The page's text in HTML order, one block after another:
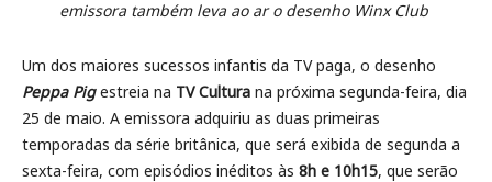
emissora também leva ao ar o desenho Winx Club
Um dos maiores sucessos infantis da TV paga, o desenho
Peppa Pigestreia na TV Cultura na próxima segunda-feira, dia
25 de maio. A emissora adquiriu as duas primeiras
temporadas da série britânica, que será exibida de segunda a
sexta-feira, com episódios inéditos às 8h e 10h15, que serão